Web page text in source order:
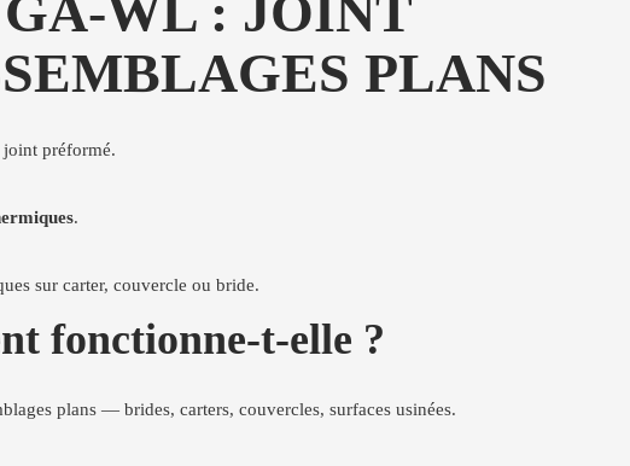
WL : JOINT
PLANS
joint préformé.
.
sur carter, couvercle ou bride.
fonctionne-t-elle ?
plans — brides, carters, couvercles, surfaces usinées.